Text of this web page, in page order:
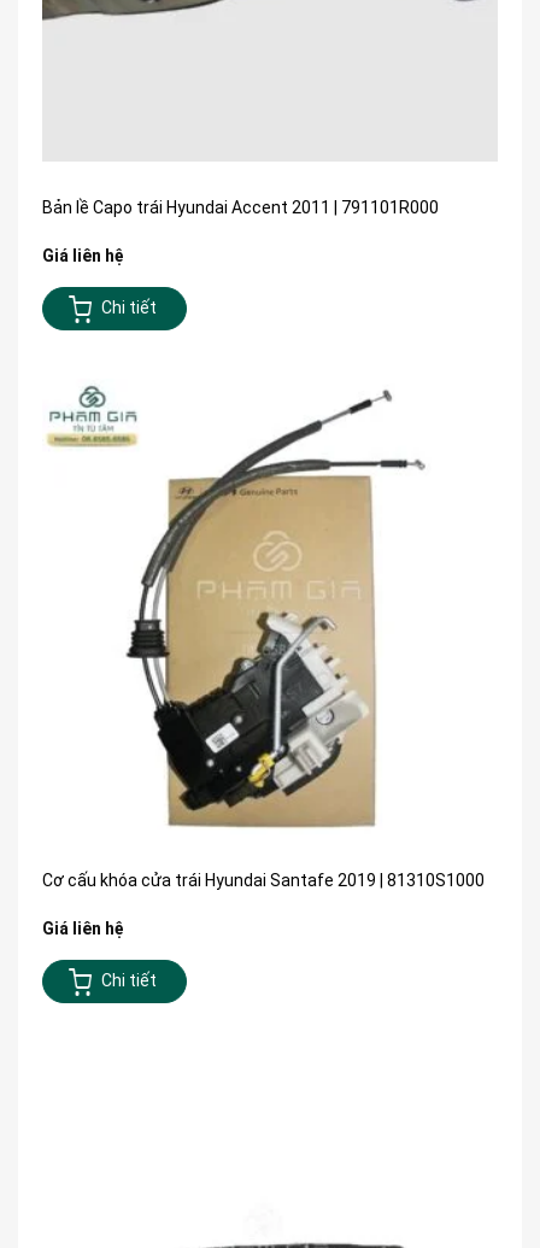
Bản lề Capo trái Hyundai Accent 2011 | 791101R000
Giá liên hệ
Chi tiết
Cơ cấu khóa cửa trái Hyundai Santafe 2019 | 81310S1000
Giá liên hệ
Chi tiết